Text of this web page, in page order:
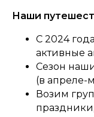
Наши
С 2024
активные
Сезон
(в апреле-
Возим